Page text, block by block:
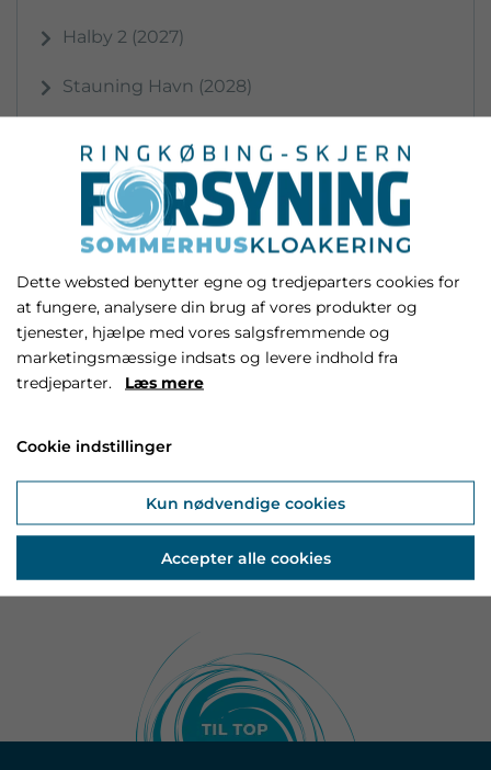
Halby 2 (2027)
Stauning Havn (2028)
Hemmet Strand (2029/2030)
Søndervig Syd 1 (2030/2031)
Søndervig Syd 2 (2031)
Oversigtstegninger
På nedenstående tegninger kan du se en større
hovedbrønde, pumpebrønde og ledninger:
Oversigtstegning Syd
Oversigtstegning Nord
Dette websted benytter egne og tredjeparters cookies for
at fungere, analysere din brug af vores produkter og
tjenester, hjælpe med vores salgsfremmende og
marketingsmæssige indsats og levere indhold fra
tredjeparter. Læs mere
Cookie indstillinger
Kun nødvendige cookies
Accepter alle cookies